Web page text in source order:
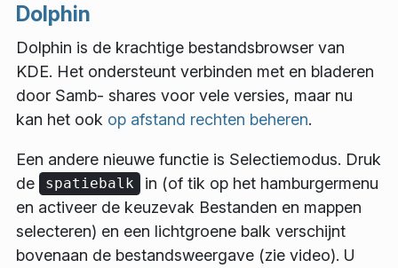
Dolphin
Dolphin is de krachtige bestandsbrowser van
KDE. Het ondersteunt verbinden met en bladeren
door Samb- shares voor vele versies, maar nu
kan het ook op afstand rechten beheren.
Een andere nieuwe functie is Selectiemodus. Druk
de
spatiebalk
in (of tik op het hamburgermenu
en activeer de keuzevak Bestanden en mappen
selecteren) en een lichtgroene balk verschijnt
bovenaan de bestandsweergave (zie video). U